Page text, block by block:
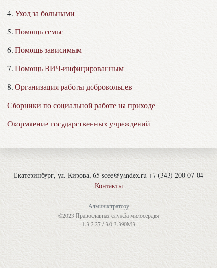
4. Уход за больными
5. Помощь семье
6. Помощь зависимым
7. Помощь ВИЧ-инфицированным
8. Организация работы добровольцев
Сборники по социальной работе на приходе
Окормление государственных учреждений
Екатеринбург, ул. Кирова, 65 soee@yandex.ru +7 (343) 200-07-04
Контакты
Администратору
©2023 Православная служба милосердия
1.3.2.27 / 3.0.3.390M3